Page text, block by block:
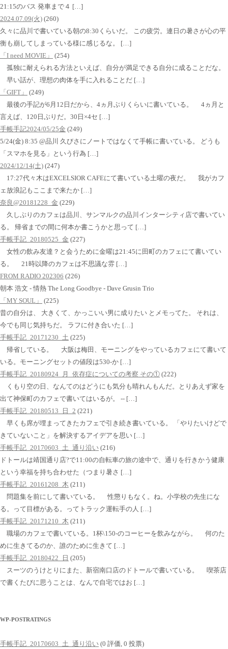
21:15のバス 発車まで４ […]
2024.07.09(火) (260)
久々に品川で書いている朝の8:30くらいだ。 この疲労。連日の暑さが心の平
衡も崩してしまっている様に感じるな。 […]
「I need MOVIE」
(254)
孤独に耐えられる方法といえば、自分が満足できる自分に成ることだな。
早い話が、理想の肉体を手に入れることだ […]
「GIFT」
(249)
最後の手記が6月12日だから、4ヵ月ぶりくらいに書いている。 4ヵ月と
言えば、120日ぶりだ。30日×4セ […]
手帳手記2024/05/25金 (249)
5/24(金) 8:35 @品川 久びさにノートではなくて手帳に書いている。 どうも
「スマホを見る」という行為 […]
2024/12/14(土) (247)
17:27代々木はEXCELSIOR CAFEにて書いている土曜の夜だ。 我がカフ
ェ放浪記もここまで来たか […]
奈良@20181228_金 (229)
久しぶりのカフェは品川、サンマルクの品川インターシティ店で書いてい
る。 帰省までの間に何本か書こうかと思って […]
手帳手記_20180525_金 (227)
女性の飲み友達？と会うために金曜は21:45に田町のカフェにて書いてい
る。 21時以降のカフェは不思議な雰 […]
FROM RADIO 202306 (226)
朝本 浩文 - 情熱 The Long Goodbye - Dave Grusin Trio
「MY SOUL」
(225)
昔の自分は、 大きくて、かっこいい男に成りたい とメモってた。 それは、
今でも同じ気持ちだ。 ラフに付き合いた […]
手帳手記_20171230_土 (225)
帰省している。 大阪は梅田、モーニングをやっているカフェにて書いて
いる。モーニングセットの値段は530-か […]
手帳手記_20180924_月_依存症についての考察 その① (222)
くもり空の日、なんてのはどうにも気分も晴れんもんだ。とりあえず家を
出て神保町のカフェで書いてはいるが。 -- […]
手帳手記_20180513_日_2 (221)
早くも席が埋まってきたカフェで引き続き書いている。 「やりたいけどで
きていないこと」を解決するアイデアを思い […]
手帳手記_20170603_土_通り沿い (216)
ドトールは靖国通り店?で11:00の自転車の旅の途中で、通りを行きかう健康
という幸福を持ち合わせた（つまり暑さ […]
手帳手記_20161208_木 (211)
問題集を前にして書いている。 性懲りもなく。ね。小学校の先生にな
る。って目標がある。ってトラック運転手の人 […]
手帳手記_20171210_木 (211)
職場のカフェで書いている。1杯\150-のコーヒーを飲みながら。 何のた
めに生きてるのか、誰のために生きて […]
手帳手記_20180422_日 (205)
スーツのうけとりにまた、新宿南口店のドトールで書いている。 喫茶店
で書くたびに思うことは、なんで自宅ではお […]
WP-POSTRATINGS
手帳手記_20170603_土_通り沿い (0 評価, 0 投票)